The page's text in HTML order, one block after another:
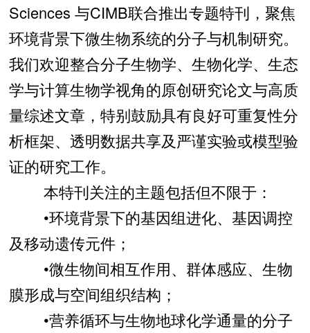
Sciences 与CIMB联合推出专题特刊，聚焦
环境背景下微生物系统的分子与机制研究。
我们欢迎整合分子生物学、生物化学、生态
学与计算生物学视角的原创研究论文与高质
量综述文章，特别鼓励具有良好可重复性分
析框架、透明数据共享及严谨实验或模型验
证的研究工作。
本特刊关注的主题包括但不限于：
•环境背景下的基因组进化、基因调控
及移动遗传元件；
•微生物间相互作用、群体感应、生物
膜形成与空间组织结构；
•营养循环与生物地球化学通量的分子